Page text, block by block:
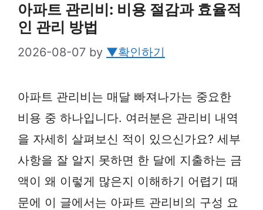
아파트 관리비: 비용 절감과 효율적
인 관리 방법
2026-08-07 by ▼확인하기
아파트 관리비는 매달 빠져나가는 중요한
비용 중 하나입니다. 여러분은 관리비 내역
을 자세히 살펴보신 적이 있으신가요? 세부
사항을 잘 알지 못하면 한 달에 지출하는 금
액이 왜 이렇게 많은지 이해하기 어렵기 때
문에 이 글에서는 아파트 관리비의 구성 요